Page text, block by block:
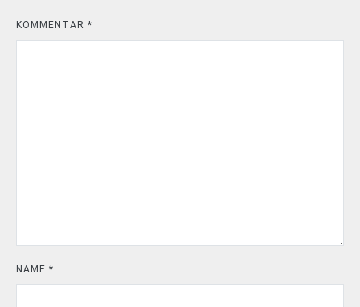
KOMMENTAR *
NAME *